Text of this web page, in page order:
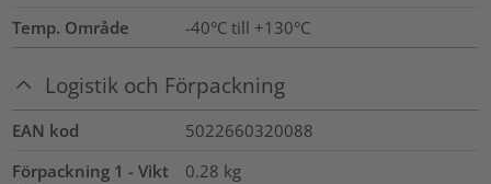
Temp. Område -40°C till +130°C
Logistik och Förpackning
EAN kod
5022660320088
Förpackning 1 - Vikt
0.28 kg